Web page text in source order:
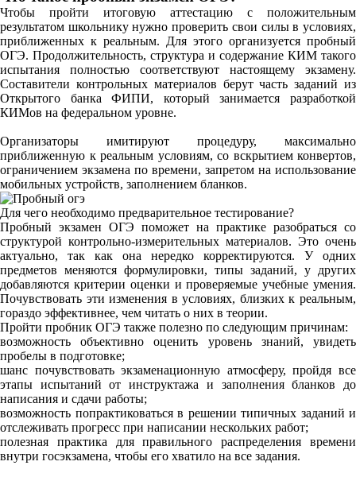
Чтобы пройти итоговую аттестацию с положительным
результатом школьнику нужно проверить свои силы в условиях,
приближенных к реальным. Для этого организуется пробный
ОГЭ. Продолжительность, структура и содержание КИМ такого
испытания полностью соответствуют настоящему экзамену.
Составители контрольных материалов берут часть заданий из
Открытого банка ФИПИ, который занимается разработкой
КИМов на федеральном уровне.
Организаторы имитируют процедуру, максимально
приближенную к реальным условиям, со вскрытием конвертов,
ограничением экзамена по времени, запретом на использование
мобильных устройств, заполнением бланков.
Для чего необходимо предварительное тестирование?
Пробный экзамен ОГЭ поможет на практике разобраться со
структурой контрольно-измерительных материалов. Это очень
актуально, так как она нередко корректируются. У одних
предметов меняются формулировки, типы заданий, у других
добавляются критерии оценки и проверяемые учебные умения.
Почувствовать эти изменения в условиях, близких к реальным,
гораздо эффективнее, чем читать о них в теории.
Пройти пробник ОГЭ также полезно по следующим причинам:
возможность объективно оценить уровень знаний, увидеть
пробелы в подготовке;
шанс почувствовать экзаменационную атмосферу, пройдя все
этапы испытаний от инструктажа и заполнения бланков до
написания и сдачи работы;
возможность попрактиковаться в решении типичных заданий и
отслеживать прогресс при написании нескольких работ;
полезная практика для правильного распределения времени
внутри госэкзамена, чтобы его хватило на все задания.